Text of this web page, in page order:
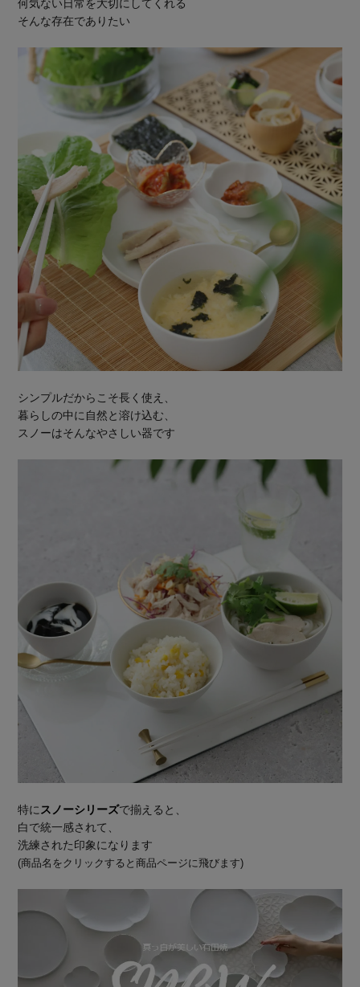
何気ない日常を大切にしてくれる
そんな存在でありたい
シンプルだからこそ長く使え、
暮らしの中に自然と溶け込む、
スノーはそんなやさしい器です
特に スノーシリーズで揃えると、
白で統一感されて、
洗練された印象になります
(商品名をクリックすると商品ページに飛びます)